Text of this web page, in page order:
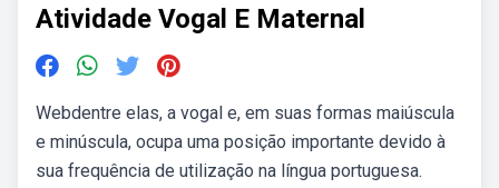
Atividade Vogal E Maternal
Webdentre elas, a vogal e, em suas formas maiúscula
e minúscula, ocupa uma posição importante devido à
sua frequência de utilização na língua portuguesa.